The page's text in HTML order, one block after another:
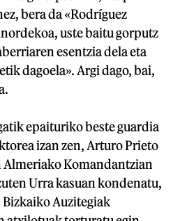
bera da «Rodríguez
uste baitu gorputz
esentzia dela eta
dagoela». Argi dago, bai,
epaituriko beste guardia
izan zen, Arturo Prieto
Almeriako Komandantzian
Urra kasuan kondenatu,
Auzitegiak